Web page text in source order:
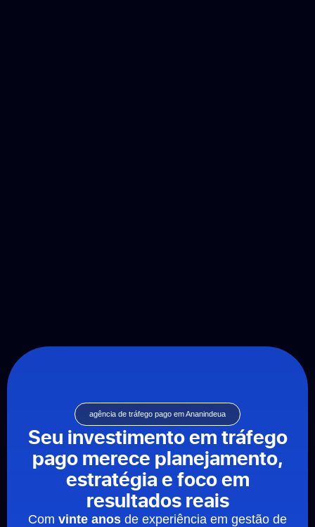
agência de tráfego pago em Ananindeua
Seu investimento em tráfego
pago merece planejamento,
estratégia e foco em
resultados reais
Com vinte anos de experiência em gestão de